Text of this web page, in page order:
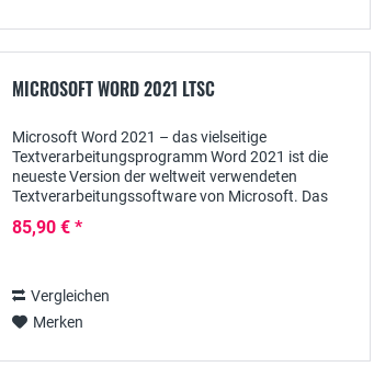
MICROSOFT WORD 2021 LTSC
Microsoft Word 2021 – das vielseitige
Textverarbeitungsprogramm Word 2021 ist die
neueste Version der weltweit verwendeten
Textverarbeitungssoftware von Microsoft. Das
mit den integrierten...
85,90 € *
Vergleichen
Merken